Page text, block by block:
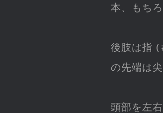
本、もち
後肢は指 (
の先端は
頭部を左